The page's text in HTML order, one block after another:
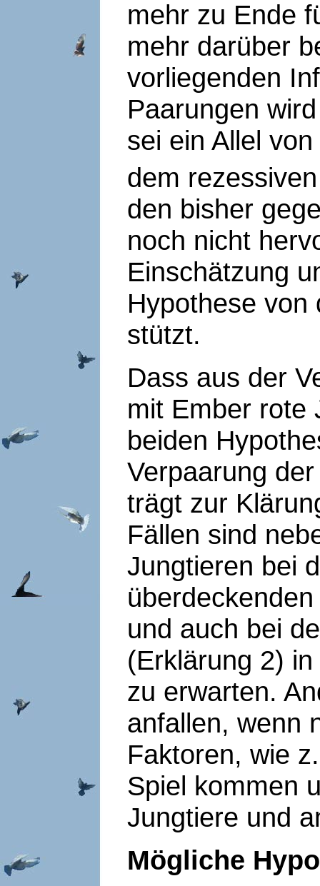
mehr zu Ende
mehr darüber
vorliegenden
Paarungen
sei ein Allel
dem
den bisher
noch nicht
Einschätzung
Hypothese von
stützt.
Dass aus der
mit Ember rote
beiden
Verpaarung
trägt zur
Fällen sind
Jungtieren bei
und auch bei
(Erklärung 2)
zu erwarten.
anfallen, wenn
Faktoren, wie
Spiel kommen
Jungtiere und
Mögliche